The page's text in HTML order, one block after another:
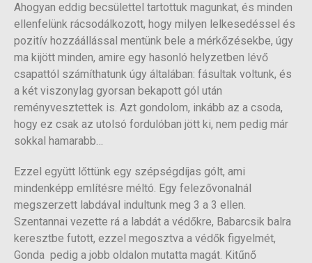
Ahogyan eddig becsülettel tartottuk magunkat, és minden
ellenfelünk rácsodálkozott, hogy milyen lelkesedéssel és
pozitív hozzáállással mentünk bele a mérkőzésekbe, úgy
ma kijött minden, amire egy hasonló helyzetben lévő
csapattól számíthatunk úgy általában: fásultak voltunk, és
a két viszonylag gyorsan bekapott gól után
reményvesztettek is. Azt gondolom, inkább az a csoda,
hogy ez csak az utolsó fordulóban jött ki, nem pedig már
sokkal hamarabb…
Ezzel együtt lőttünk egy szépségdíjas gólt, ami
mindenképp említésre méltó. Egy felezővonalnál
megszerzett labdával indultunk meg 3 a 3 ellen.
Szentannai vezette rá a labdát a védőkre, Babarcsik balra
keresztbe futott, ezzel megosztva a védők figyelmét,
Gonda pedig a jobb oldalon mutatta magát. Kitűnő